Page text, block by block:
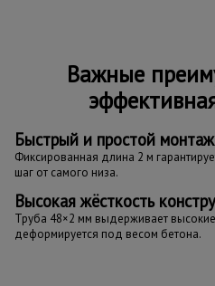
Важные
Быстрый и простой монтаж
Фиксированная длина 2 м
шаг от самого низа.
Высокая жёсткость
Труба 48×2 мм выдерживает высокие
деформируется под весом бетона.